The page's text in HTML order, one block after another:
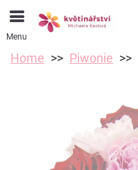
Menu
Home Piwonie